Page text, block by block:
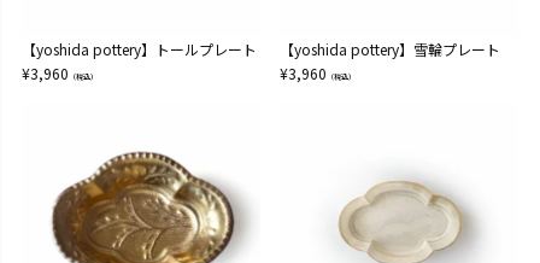
【yoshida pottery】トールプレート
¥3,960 （税込）
【yoshida pottery】雪輪プレート
¥3,960 （税込）